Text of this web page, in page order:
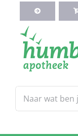
inhoud
naar:
Webshop